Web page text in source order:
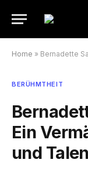
Home » Bernadette
BERÜHMTHEIT
Ein
und